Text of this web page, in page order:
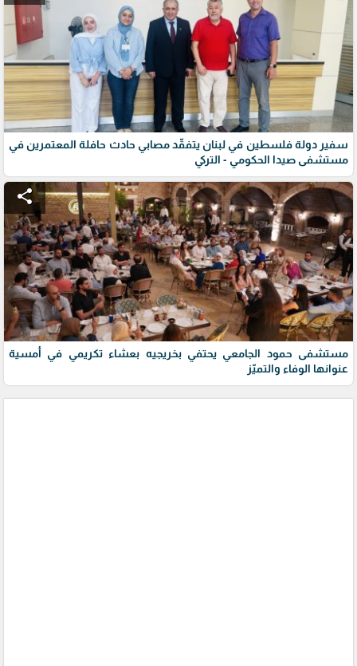
سفير دولة فلسطين في لبنان يتفقّد مصابي حادث حافلة المعتمرين في
مستشفى صيدا الحكومي - التركي
share
مستشفى حمود الجامعي يحتفي بخريجيه بعشاء تكريمي في أمسية
عنوانها الوفاء والتميّز